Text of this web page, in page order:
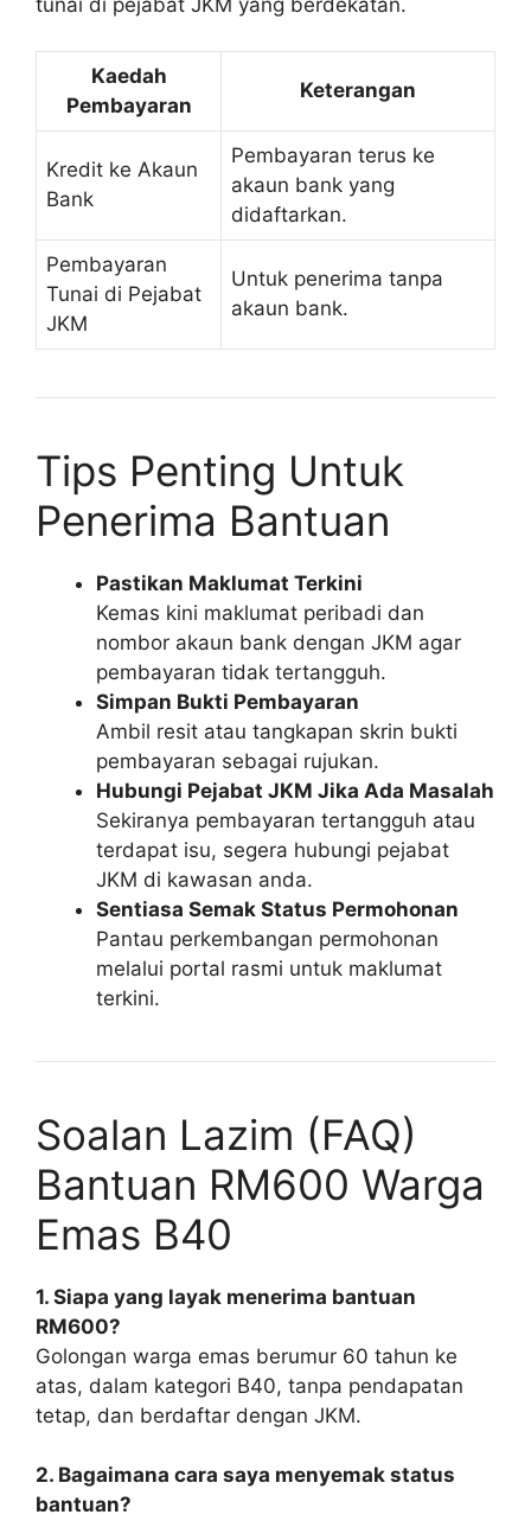
tunai di pejabat JKM yang berdekatan.
Kaedah
Pembayaran
Keterangan
Kredit ke Akaun
Bank
Pembayaran terus ke
akaun bank yang
didaftarkan.
Pembayaran
Tunai di Pejabat
JKM
Untuk penerima tanpa
akaun bank.
Tips Penting Untuk
Penerima Bantuan
Pastikan Maklumat Terkini
Kemas kini maklumat peribadi dan
nombor akaun bank dengan JKM agar
pembayaran tidak tertangguh.
Simpan Bukti Pembayaran
Ambil resit atau tangkapan skrin bukti
pembayaran sebagai rujukan.
Hubungi Pejabat JKM Jika Ada Masalah
Sekiranya pembayaran tertangguh atau
terdapat isu, segera hubungi pejabat
JKM di kawasan anda.
Sentiasa Semak Status Permohonan
Pantau perkembangan permohonan
melalui portal rasmi untuk maklumat
terkini.
Soalan Lazim (FAQ)
Bantuan RM600 Warga
Emas B40
1. Siapa yang layak menerima bantuan
RM600?
Golongan warga emas berumur 60 tahun ke
atas, dalam kategori B40, tanpa pendapatan
tetap, dan berdaftar dengan JKM.
2. Bagaimana cara saya menyemak status
bantuan?